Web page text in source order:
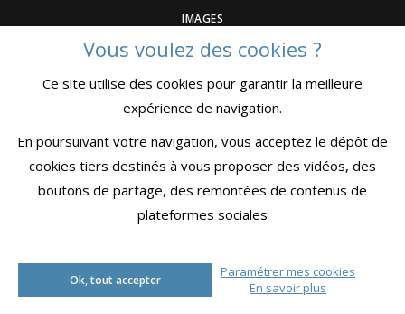
IMAGES
BIEN-ÊTRE
JEUX CONCOURS
DEVENEZ ANNONCEUR
Vous voulez des cookies ?
Ce site utilise des cookies pour garantir la meilleure
expérience de navigation.
En poursuivant votre navigation, vous acceptez le dépôt de
cookies tiers destinés à vous proposer des vidéos, des
boutons de partage, des remontées de contenus de
plateformes sociales
Ok, tout accepter
Paramétrer mes cookies
En savoir plus